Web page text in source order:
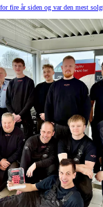
fire år siden og var den mest